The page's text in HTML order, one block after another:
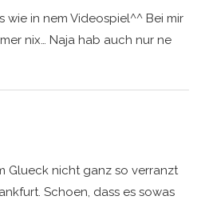
wie in nem Videospiel^^ Bei mir
nix… Naja hab auch nur ne
Glueck nicht ganz so verranzt
Schoen, dass es sowas